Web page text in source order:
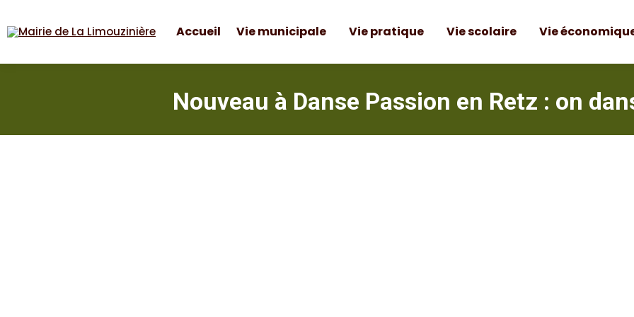
Mairie de La Limouzinière Accueil Vie municipale Vie pratique Vie scolaire Vie
Nouveau à Danse Passion en Retz : on